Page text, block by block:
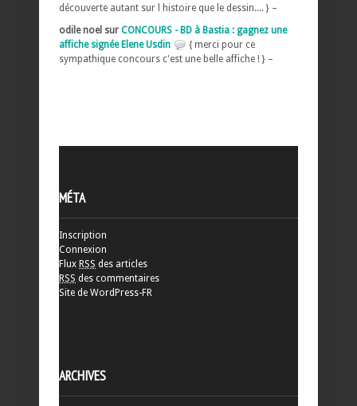
découverte autant sur l histoire que le dessin.... } –
odile noel sur CONCOURS - BD à Bastia : gagnez une
affiche signée Elene Usdin
{ merci pour ce
sympathique concours c'est une belle affiche ! } –
MÉTA
Inscription
Connexion
Flux RSS des articles
RSS des commentaires
Site de WordPress-FR
ARCHIVES